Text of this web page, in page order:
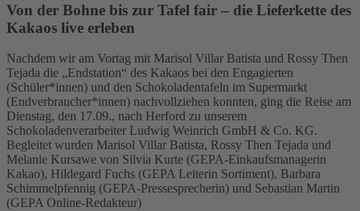
Von der Bohne bis zur Tafel fair – die Lieferkette des
Kakaos live erleben
Nachdem wir am Vortag mit Marisol Villar Batista und Rossy Then
Tejada die „Endstation“ des Kakaos bei den Engagierten
(Schüler*innen) und den Schokoladentafeln im Supermarkt
(Endverbraucher*innen) nachvollziehen konnten, ging die Reise am
Dienstag, den 17.09., nach Herford zu unserem
Schokoladenverarbeiter Ludwig Weinrich GmbH & Co. KG.
Begleitet wurden Marisol Villar Batista, Rossy Then Tejada und
Melanie Kursawe von Silvia Kurte (GEPA-Einkaufsmanagerin
Kakao), Hildegard Fuchs (GEPA Leiterin Sortiment), Barbara
Schimmelpfennig (GEPA-Pressesprecherin) und Sebastian Martin
(GEPA Online-Redakteur)